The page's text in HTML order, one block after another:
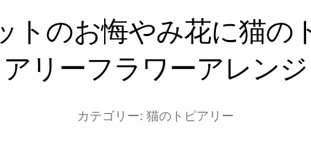
トのお悔やみ花に猫の
アリーフラワーアレンジ
カテゴリー: 猫のトピアリー